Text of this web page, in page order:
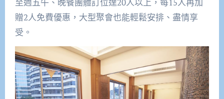
贈2人免費優惠，大型聚會也能輕鬆安排、盡情享
受。